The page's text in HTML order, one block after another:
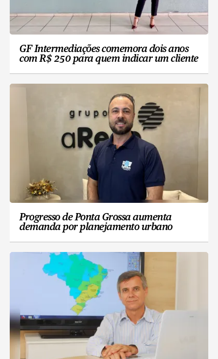
GF Intermediações comemora dois anos
com R$ 250 para quem indicar um cliente
Progresso de Ponta Grossa aumenta
demanda por planejamento urbano